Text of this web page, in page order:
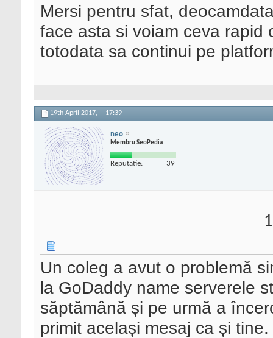
Mersi pentru sfat,
face asta si voiam ceva rapid
totodata sa continui pe
19th April 2017, 17:39
neo
Membru SeoPedia
Reputatie: 39
Un coleg a avut o problemă
la GoDaddy name serverele
săptămână și pe urmă a
primit același mesaj ca și